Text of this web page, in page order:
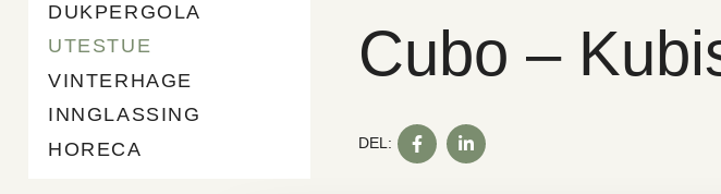
DUKPERGOLA
UTESTUE
VINTERHAGE
INNGLASSING
HORECA
Cubo –
DEL:
DELA
PÅ
FACEBOOK
DELA
PÅ